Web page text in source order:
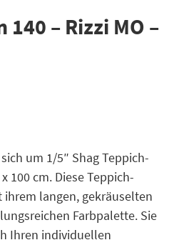
– Rizzi MO –
um 1/5″ Shag Teppich-
100 cm. Diese Teppich-
langen, gekräuselten
Farbpalette. Sie
Ihren individuellen